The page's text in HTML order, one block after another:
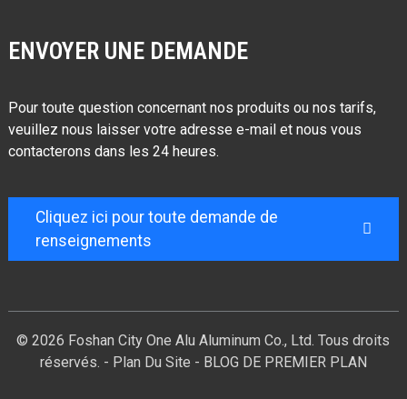
ENVOYER UNE DEMANDE
Pour toute question concernant nos produits ou nos tarifs,
veuillez nous laisser votre adresse e-mail et nous vous
contacterons dans les 24 heures.
Cliquez ici pour toute demande de
renseignements
© 2026 Foshan City One Alu Aluminum Co., Ltd. Tous droits
réservés. - Plan Du Site - BLOG DE PREMIER PLAN